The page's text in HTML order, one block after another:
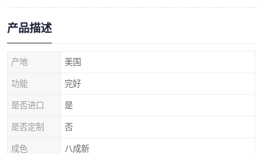
产品描述
产地 美国
功能 完好
是否进口 是
是否定制 否
成色 八成新